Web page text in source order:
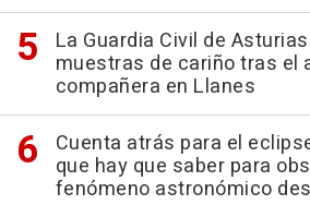
La Guardia Civil de
muestras de cariño tras el
compañera en Llanes
Cuenta atrás para el
que hay que saber para
fenómeno astronómico